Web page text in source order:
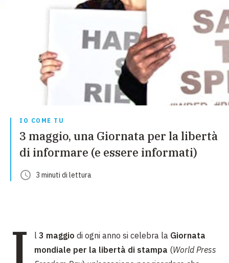
IO COME TU
3 maggio, una Giornata per la libertà
di informare (e essere informati)
3 minuti di lettura
I l 3 maggio di ogni anno si celebra la Giornata
mondiale per la libertà di stampa (World Press